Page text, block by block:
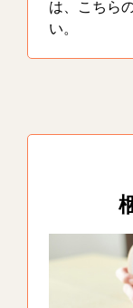
は、こちら
い。